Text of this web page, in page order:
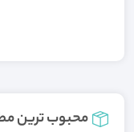
محبوب ترین